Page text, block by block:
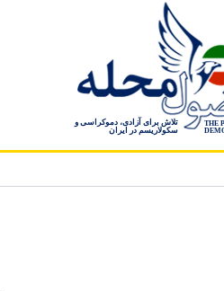
THE
تلاش برای آزادی، دموکراسی و
سکولاریسم در ایران